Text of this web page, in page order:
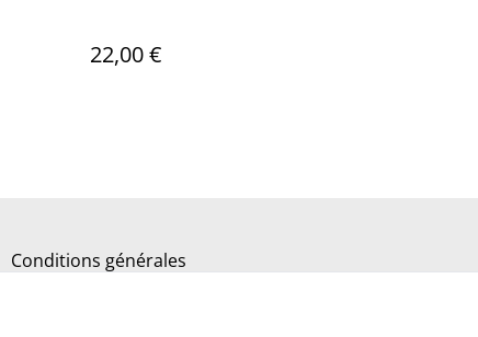
22,00 €
Conditions générales